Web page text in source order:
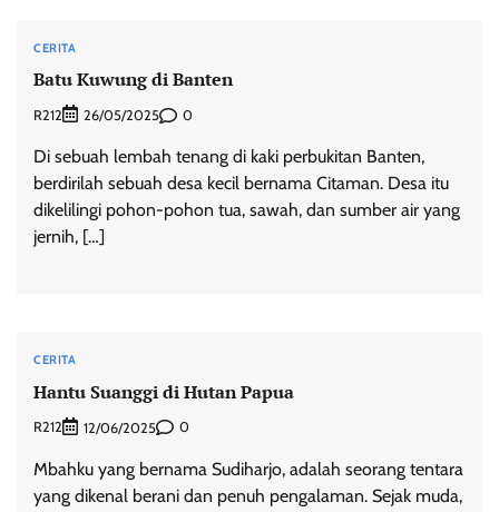
CERITA
Batu Kuwung di Banten
R212 26/05/2025 0
Di sebuah lembah tenang di kaki perbukitan Banten,
berdirilah sebuah desa kecil bernama Citaman. Desa itu
dikelilingi pohon-pohon tua, sawah, dan sumber air yang
jernih, […]
CERITA
Hantu Suanggi di Hutan Papua
R212 12/06/2025 0
Mbahku yang bernama Sudiharjo, adalah seorang tentara
yang dikenal berani dan penuh pengalaman. Sejak muda,